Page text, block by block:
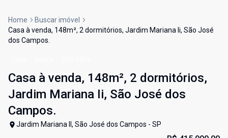
Home
Buscar imóvel
Casa à venda, 148m², 2 dormitórios, Jardim Mariana Ii, São José
dos Campos.
Casa à venda, 148m², 2 dormitórios,
Jardim Mariana Ii, São José dos
Campos.
Jardim Mariana II, São José dos Campos - SP